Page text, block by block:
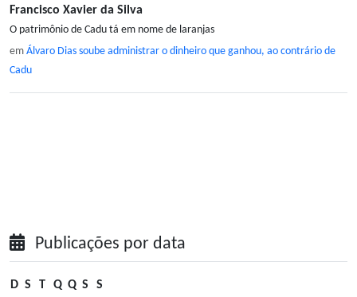
Francisco Xavier da Silva
O patrimônio de Cadu tá em nome de laranjas
em Álvaro Dias soube administrar o dinheiro que ganhou, ao contrário de
Cadu
Publicações por data
D S T Q Q S
S